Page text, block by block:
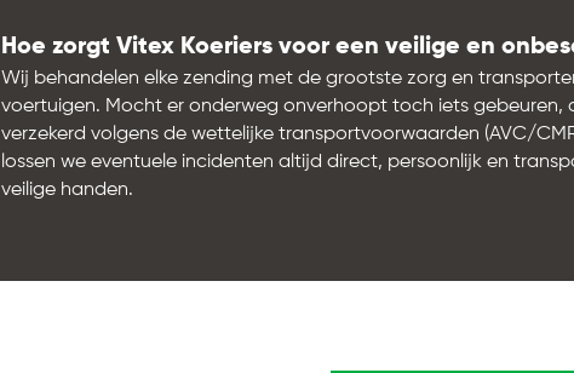
Hoe zorgt Vitex Koeriers voor een veilige en
Wij behandelen elke zending met de grootste zorg en
voertuigen. Mocht er onderweg onverhoopt toch iets gebeuren,
verzekerd volgens de wettelijke transportvoorwaarden (AVC/
lossen we eventuele incidenten altijd direct, persoonlijk en
veilige handen.